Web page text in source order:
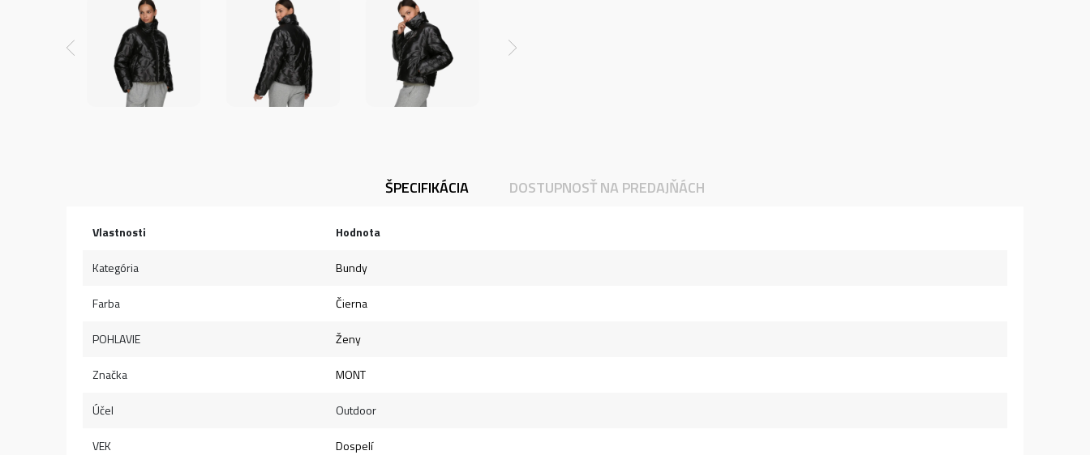
ŠPECIFIKÁCIA DOSTUPNOSŤ NA PREDAJŇÁCH
Vlastnosti Hodnota
Kategória Bundy
Farba Čierna
POHLAVIE Ženy
Značka MONT
Účel Outdoor
VEK Dospelí